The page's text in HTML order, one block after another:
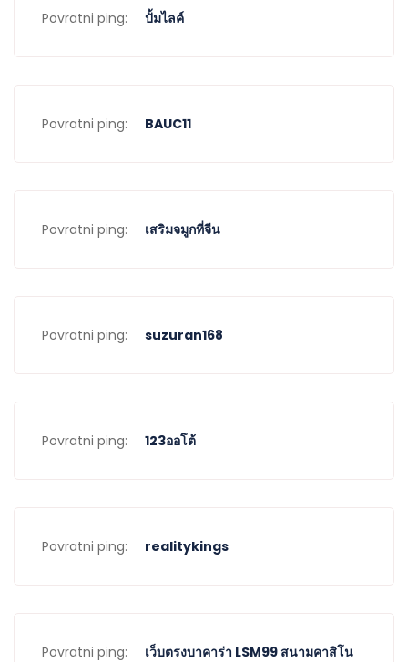
Povratni ping: ปั้มไลค์
Povratni ping: BAUC11
Povratni ping: เสริมจมูกที่จีน
Povratni ping: suzuran168
Povratni ping: 123ออโต้
Povratni ping: realitykings
Povratni ping:
เว็บตรงบาคาร่า LSM99 สนามคาสิโน